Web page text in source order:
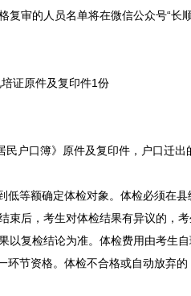
审的人员名单将在微信公众号“长
证原件及复印件1份
户口簿》原件及复印件，户口迁出
低等额确定体检对象。体检必须在
束后，考生对体检结果有异议的，
复检结论为准。体检费用由考生自
资格。体检不合格或自动放弃的